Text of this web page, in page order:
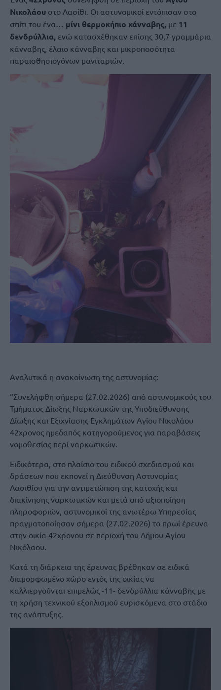
Νικολάου στο Λασίθι. Οι αστυνομικοί εντόπισαν στο
σπίτι του ένα… μίνι θερμοκήπιο κάνναβης, με 11
δενδρύλλια, ενώ κατασχέθηκαν επίσης 30,7 γραμμάρια
κάνναβης, έλαιο κάνναβης και μικροποσότητα
παραισθησιογόνων μανιταριών.
Αναλυτικά η ανακοίνωση της αστυνομίας:
“Συνελήφθη σήμερα (27.02.2026) από αστυνομικούς του
Τμήματος Δίωξης Ναρκωτικών της Υποδιεύθυνσης
Δίωξης και Εξιχνίασης Εγκλημάτων Αγίου Νικολάου
42χρονος ημεδαπός κατηγορούμενος για παραβάσεις
νομοθεσίας περί ναρκωτικών.
Ειδικότερα, στο πλαίσιο του ειδικού σχεδιασμού και
δράσεων που εκπονεί η Διεύθυνση Αστυνομίας
Λασιθίου για την αντιμετώπιση της κατοχής και
διακίνησης ναρκωτικών και μετά από αξιοποίηση
πληροφοριών, αστυνομικοί της ανωτέρω Υπηρεσίας
πραγματοποίησαν σήμερα (27.02.2026) το πρωί έρευνα
στην οικία 42χρονου σε περιοχή του Δήμου Αγίου
Νικόλαου.
Κατά τη διάρκεια της έρευνας βρέθηκαν σε ειδικά
διαμορφωμένο χώρο εντός της οικίας να
καλλιεργούνται επιμελώς -11- δενδρύλλια κάνναβης με
τη χρήση τεχνικού εξοπλισμού ευρισκόμενα στο στάδιο
της ανάπτυξης.